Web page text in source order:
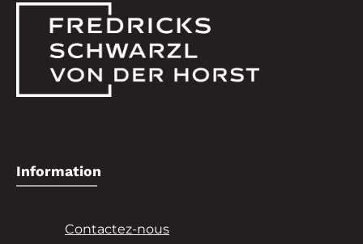
Information
Contactez-nous